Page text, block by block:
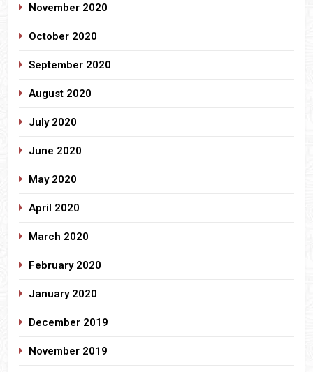
November 2020
October 2020
September 2020
August 2020
July 2020
June 2020
May 2020
April 2020
March 2020
February 2020
January 2020
December 2019
November 2019